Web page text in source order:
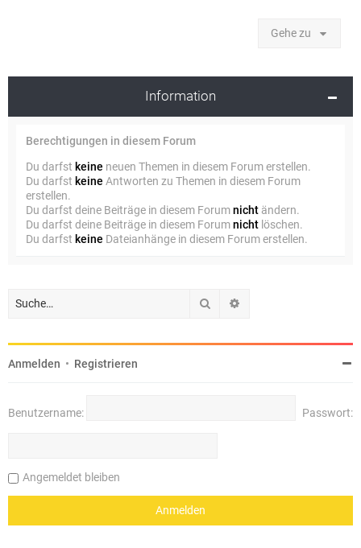
Gehe zu
Information
Berechtigungen in diesem Forum
Du darfst keine neuen Themen in diesem Forum erstellen.
Du darfst keine Antworten zu Themen in diesem Forum
erstellen.
Du darfst deine Beiträge in diesem Forumnicht ändern.
Du darfst deine Beiträge in diesem Forumnicht löschen.
Du darfst keine Dateianhänge in diesem Forum erstellen.
Suche
Anmelden • Registrieren
Benutzername: Passwort:
Angemeldet bleiben